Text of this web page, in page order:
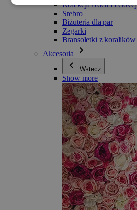
Kolekcja Adéli Pečlovej
Srebro
Biżuteria dla par
Zegarki
Bransoletki z koralików
Akcesoria
Wstecz
Show more